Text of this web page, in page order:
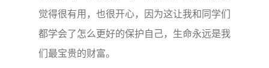
觉得很有用，也很开心，因为这让我和同学们
都学会了怎么更好的保护自己，生命永远是我
们最宝贵的财富。